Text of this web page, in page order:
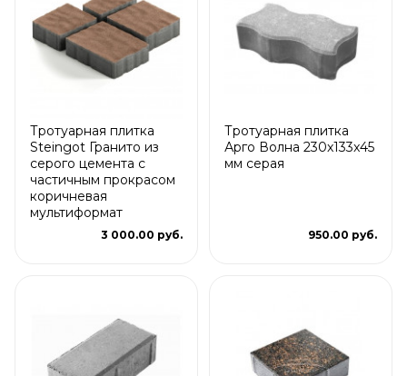
Тротуарная плитка
Steingot Гранито из
серого цемента с
частичным прокрасом
коричневая
мультиформат
3 000.00 руб.
Тротуарная плитка
Арго Волна 230x133x45
мм серая
950.00 руб.